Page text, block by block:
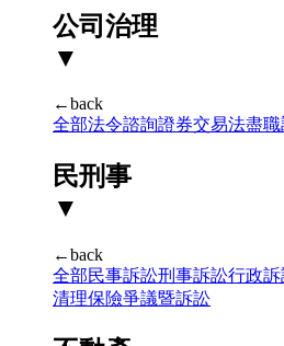
公司治理
▼
←back
全部法令諮詢證券交易法盡職
民刑事
▼
←back
全部民事訴訟刑事訴訟行政訴
清理保險爭議暨訴訟